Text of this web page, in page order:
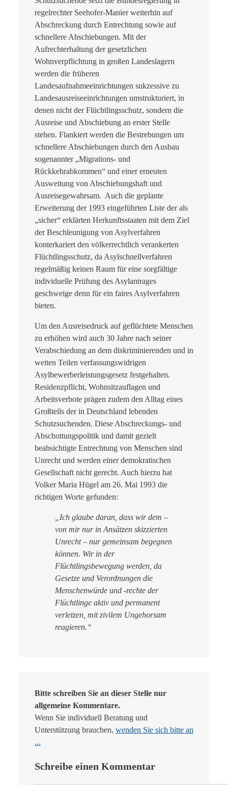
regelrechter Seehofer-Manier weiterhin auf
Abschreckung durch Entrechtung sowie auf
schnellere Abschiebungen. Mit der
Aufrechterhaltung der gesetzlichen
Wohnverpflichtung in großen Landeslagern
werden die früheren
Landesaufnahmeeinrichtungen sukzessive zu
Landesausreiseeinrichtungen umstrukturiert, in
denen nicht der Flüchtlingsschutz, sondern die
Ausreise und Abschiebung an erster Stelle
stehen. Flankiert werden die Bestrebungen um
schnellere Abschiebungen durch den Ausbau
sogenannter „Migrations- und
Rückkehrabkommen“ und einer erneuten
Ausweitung von Abschiebungshaft und
Ausreisegewahrsam. Auch die geplante
Erweiterung der 1993 eingeführten Liste der als
„sicher“ erklärten Herkunftsstaaten mit dem Ziel
der Beschleunigung von Asylverfahren
konterkariert den völkerrechtlich verankerten
Flüchtlingsschutz, da Asylschnellverfahren
regelmäßig keinen Raum für eine sorgfältige
individuelle Prüfung des Asylantrages
geschweige denn für ein faires Asylverfahren
bieten.
Um den Ausreisedruck auf geflüchtete Menschen
zu erhöhen wird auch 30 Jahre nach seiner
Verabschiedung an dem diskriminierenden und in
weiten Teilen verfassungswidrigen
Asylbewerberleistungsgesetz festgehalten.
Residenzpflicht, Wohnsitzauflagen und
Arbeitsverbote prägen zudem den Alltag eines
Großteils der in Deutschland lebenden
Schutzsuchenden. Diese Abschreckungs- und
Abschottungspolitik und damit gezielt
beabsichtigte Entrechtung von Menschen sind
Unrecht und werden einer demokratischen
Gesellschaft nicht gerecht. Auch hierzu hat
Volker Maria Hügel am 26. Mai 1993 die
richtigen Worte gefunden:
„Ich glaube daran, dass wir dem –
von mir nur in Ansätzen skizzierten
Unrecht – nur gemeinsam begegnen
können. Wir in der
Flüchtlingsbewegung werden, da
Gesetze und Verordnungen die
Menschenwürde und -rechte der
Flüchtlinge aktiv und permanent
verletzen, mit zivilem Ungehorsam
reagieren.“
Bitte schreiben Sie an dieser Stelle nur
allgemeine Kommentare.
Wenn Sie individuell Beratung und
Unterstützung brauchen, wenden Sie sich bitte an
...
Schreibe einen Kommentar